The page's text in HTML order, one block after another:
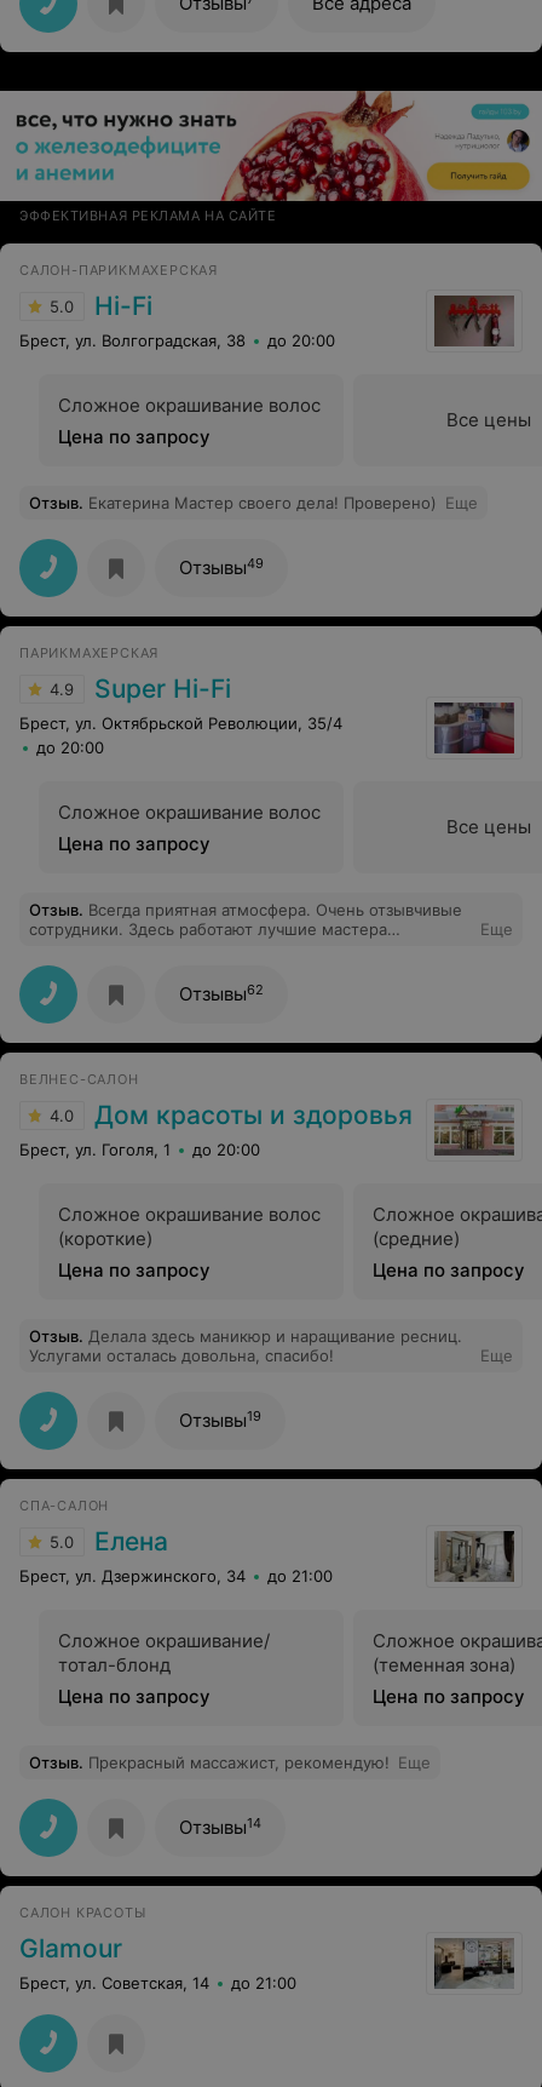
ЭФФЕКТИВНАЯ РЕКЛАМА НА САЙТЕ
САЛОН-ПАРИКМАХЕРСКАЯ
5.0 Hi-Fi
Брест, ул. Волгоградская, 38 до 20:00
Сложное окрашивание волос
Цена по запросу
Все цены
Отзыв. Екатерина Мастер своего дела! Проверено) Еще
Отзывы49
ПАРИКМАХЕРСКАЯ
4.9 Super Hi-Fi
Брест, ул. Октябрьской Революции, 35/4
до 20:00
Сложное окрашивание волос
Цена по запросу
Все цены
Отзыв. Всегда приятная атмосфера. Очень отзывчивые
сотрудники. Здесь работают лучшие мастера
Марине Кожемякиной. Она МАСТЕР своего дела.
Более 15 лет доверяю свою голову только ее рукам.
Еще
Отзывы62
ВЕЛНЕС-САЛОН
4.0 Дом красоты и здоровья
Брест, ул. Гоголя, 1 до 20:00
Сложное окрашивание волос
(короткие)
Цена по запросу
Сложное
(средние)
Цена по запросу
Отзыв. Делала здесь маникюр и наращивание ресниц.
Услугами осталась довольна, спасибо!
Еще
Отзывы19
СПА-САЛОН
5.0 Елена
Брест, ул. Дзержинского, 34 до 21:00
Сложное окрашивание/
тотал-блонд
Цена по запросу
Сложное
(теменная зона)
Цена по запросу
Отзыв. Прекрасный массажист, рекомендую! Еще
Отзывы14
САЛОН КРАСОТЫ
Glamour
Брест, ул. Советская, 14 до 21:00